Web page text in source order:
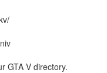
GTA V directory.